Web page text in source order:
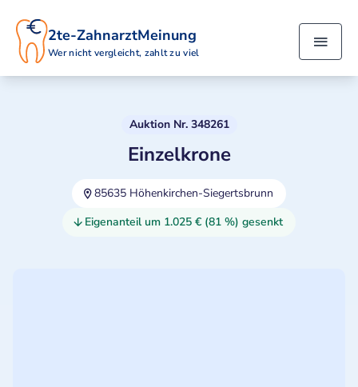
2te-ZahnarztMeinung
Wer nicht vergleicht, zahlt zu viel
Auktion Nr. 348261
Einzelkrone
85635 Höhenkirchen-Siegertsbrunn
Eigenanteil um 1.025 € (81 %) gesenkt